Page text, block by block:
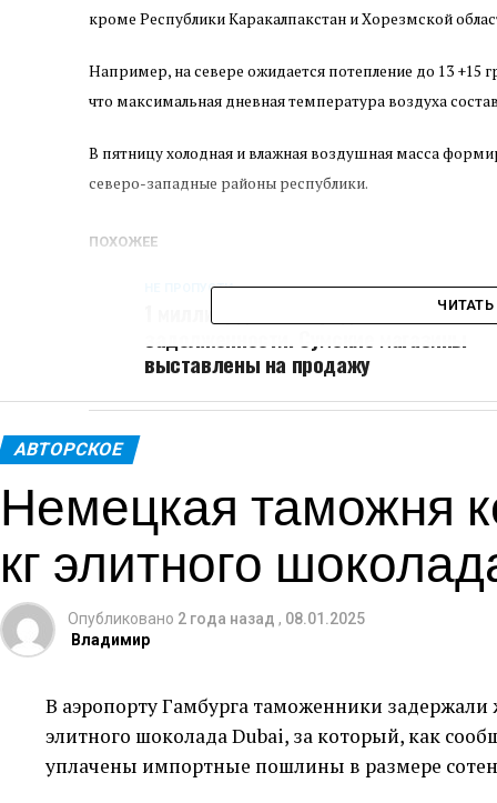
кроме Республики Каракалпакстан и Хорезмской
Например, на севере ожидается потепление до 13 +15
что максимальная дневная температура воздуха
В пятницу холодная и влажная воздушная масса
северо-западные районы республики.
ПОХОЖЕЕ
НЕ ПРОПУСТИ
1 миллиард из-за кредитной
задолженности. Сумские магазины
выставлены на продажу
АВТОРСКОЕ
Немецкая таможня
кг элитного
Опубликовано 2 года назад , 08.01.2025
Владимир
В аэропорту Гамбурга таможенники
элитного шоколада Dubai, за который, как
уплачены импортные пошлины в размере